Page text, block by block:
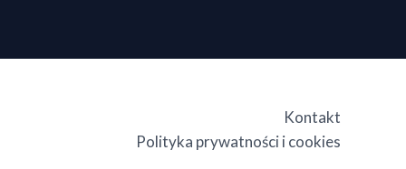
Kontakt
Polityka prywatności i cookies